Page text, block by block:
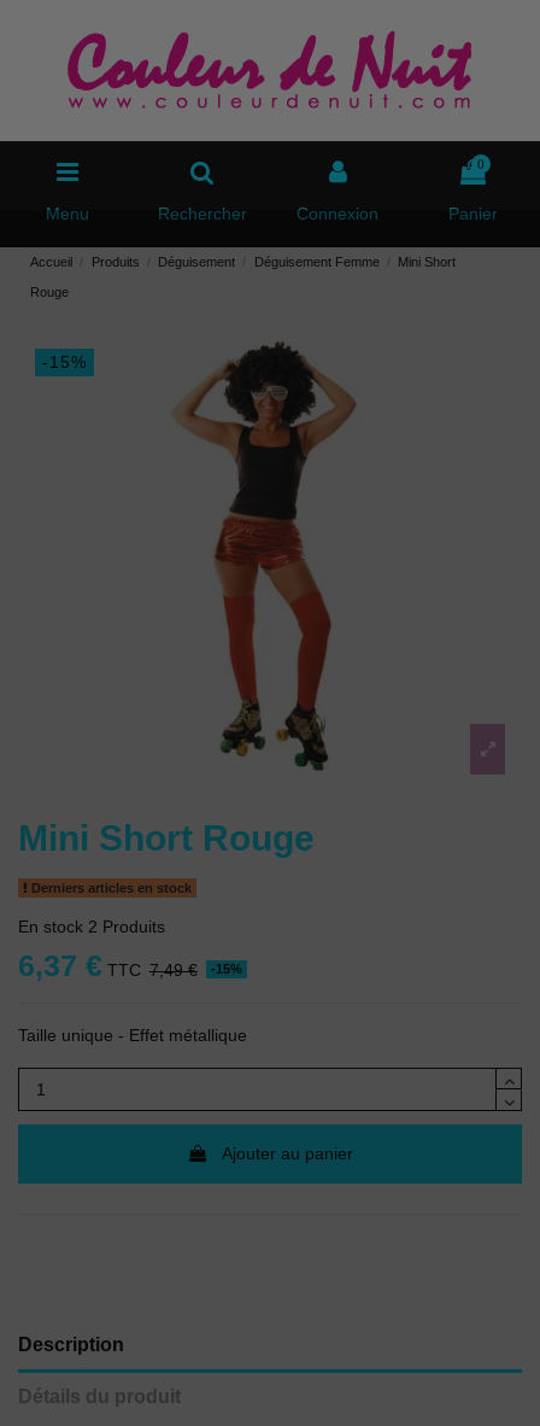
Menu Rechercher Connexion
0
Panier
Accueil Produits Déguisement Déguisement Femme Mini Short
Rouge
-15%
Mini Short Rouge
Derniers articles en stock
En stock 2 Produits
6,37 € TTC 7,49 € -15%
Taille unique - Effet métallique
Ajouter au panier
Description
Détails du produit